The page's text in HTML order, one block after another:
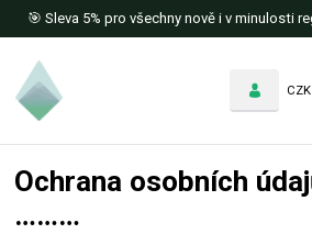
🎯 Sleva 5% pro všechny nově i v minulosti
Ochrana osobních
………